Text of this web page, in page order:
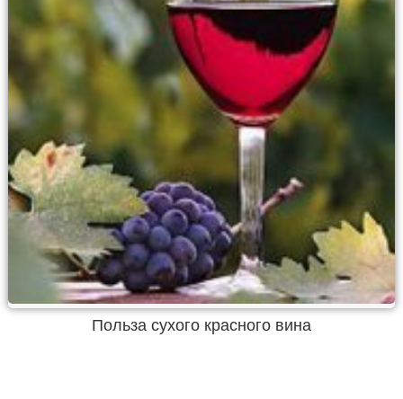
Польза сухого красного вина